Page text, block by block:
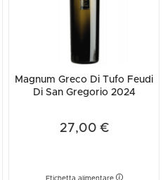
Magnum Greco Di Tufo Feudi
Di San Gregorio 2024
27,00 €
Etichetta alimentare